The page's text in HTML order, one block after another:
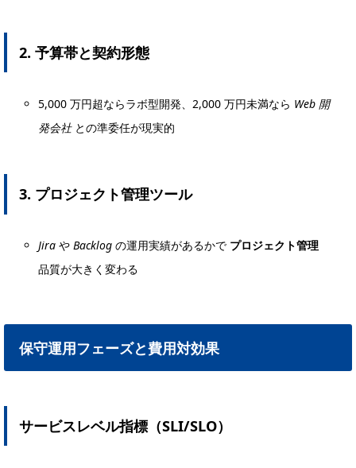
2. 予算帯と契約形態
5,000 万円超ならラボ型開発、2,000 万円未満なら Web 開
発会社との準委任が現実的
3. プロジェクト管理ツール
Jira やBacklog の運用実績があるかで プロジェクト管理
品質が大きく変わる
保守運用フェーズと費用対効果
サービスレベル指標（SLI/SLO）